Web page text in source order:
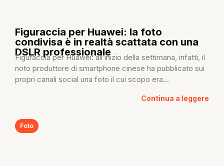
Figuraccia per Huawei: la foto
condivisa è in realtà scattata con una
DSLR professionale
Figuraccia per Huawei: all’inizio della settimana, infatti, il
noto produttore di smartphone cinese ha pubblicato sui
propri canali social una foto il cui scopo era...
Continua a leggere
Foto